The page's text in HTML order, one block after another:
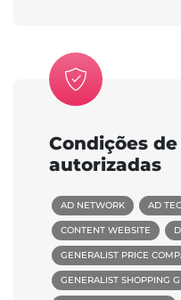
Condições
autorizadas
AD NETWORK AD
CONTENT WEBSITE
GENERALIST PRICE
GENERALIST SHOPPING